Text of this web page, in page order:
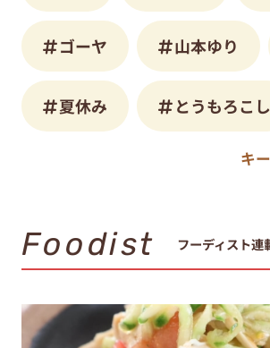
ゴーヤ 山本ゆり
夏休み とうもろこし
キ
Foodist フーディスト連